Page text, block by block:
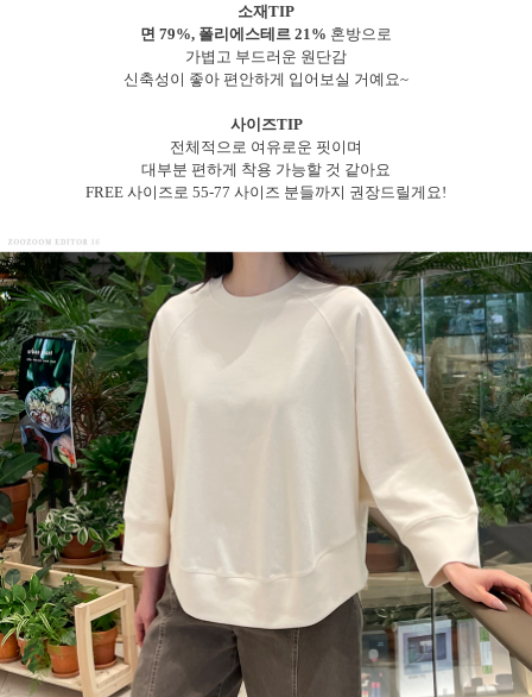
소재TIP
면 79%, 폴리에스테르 21% 혼방으로
가볍고 부드러운 원단감
신축성이 좋아 편안하게 입어보실 거예요~
사이즈TIP
전체적으로 여유로운 핏이며
대부분 편하게 착용 가능할 것 같아요
FREE 사이즈로 55-77 사이즈 분들까지 권장드릴게요!